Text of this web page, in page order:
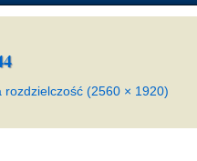
rozdzielczość (2560 × 1920)